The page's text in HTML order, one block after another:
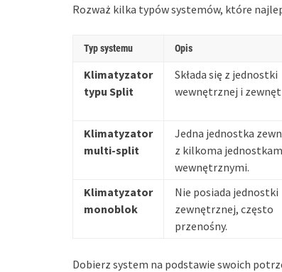
Rozważ kilka typów systemów, które
Typ systemu Opis
Klimatyzator
typu Split
Składa się z jednostki
wewnętrznej i
Klimatyzator
multi-split
Jedna jednostka
z kilkoma
wewnętrznymi.
Klimatyzator
monoblok
Nie posiada jednostki
zewnętrznej, często
przenośny.
Dobierz system na podstawie swoich